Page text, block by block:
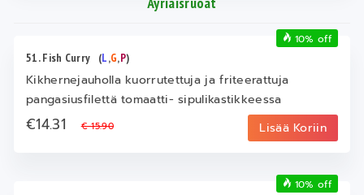
51. Fish Curry (L,G,P)
Kikhernejauholla kuorrutettuja ja friteerattuja
pangasiusfilettä tomaatti- sipulikastikkeessa
€14.31€ 15.90 Lisää Koriin
10% off
10% off